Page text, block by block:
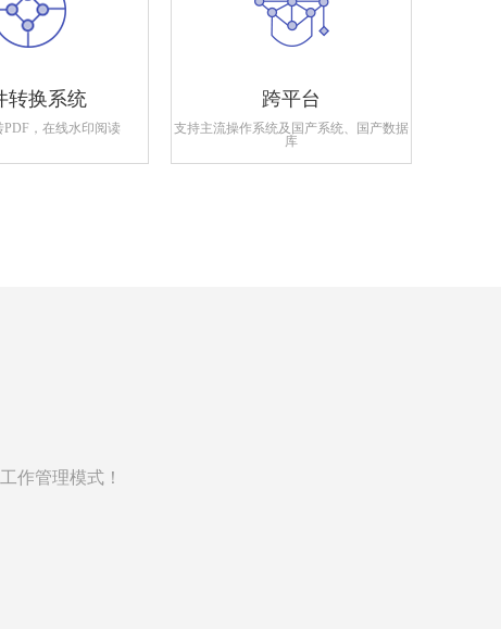
转换系统
PDF，在线水印阅读
跨平台
支持主流操作系统及国产系统、国产数据
库
作管理模式！